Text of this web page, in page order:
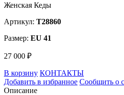
Женская Кеды
Артикул: T28860
Размер: EU 41
27 000 ₽
В корзину КОНТАКТЫ
Добавить в избранное Сообщить о
Описание